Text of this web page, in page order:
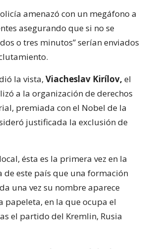
amenazó con un megáfono a
asegurando que si no se
o tres minutos” serían enviados
la vista, Viacheslav Kirílov, el
a la organización de derechos
premiada con el Nobel de la
justificada la exclusión de
ésta es la primera vez en la
de este país que una formación
una vez su nombre aparece
papeleta, en la que ocupa el
el partido del Kremlin, Rusia